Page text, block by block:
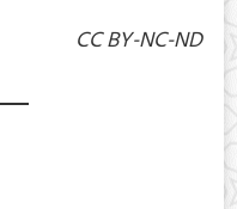
CC BY-NC-ND